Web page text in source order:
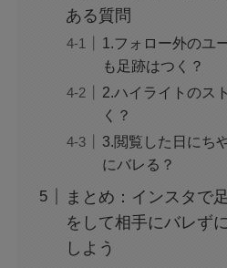
ある質問
1.フォロー外のユ
も足跡はつく？
2.ハイライトのス
く？
3.閲覧した日にち
にバレる？
まとめ：インスタで
をして相手にバレず
しよう